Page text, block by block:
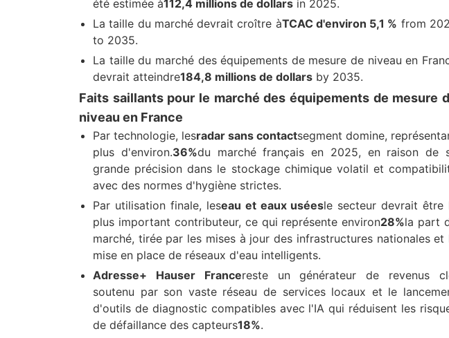
été estimée à112,4 millions de dollars in 2025.
La taille du marché devrait croître àTCAC d'environ 5,1 % from
to 2035.
La taille du marché des équipements de mesure de niveau en
devrait atteindre184,8 millions de dollars by 2035.
Faits saillants pour le marché des équipements de mesure
niveau en France
Par technologie, lesradar sans contactsegment domine,
plus d'environ.36%du marché français en 2025, en raison de
grande précision dans le stockage chimique volatil et
avec des normes d'hygiène strictes.
Par utilisation finale, leseau et eaux uséesle secteur devrait être
plus important contributeur, ce qui représente environ28%la part
marché, tirée par les mises à jour des infrastructures nationales et
mise en place de réseaux d'eau intelligents.
Adresse+ Hauser Francereste un générateur de revenus
soutenu par son vaste réseau de services locaux et le
d'outils de diagnostic compatibles avec l'IA qui réduisent les
de défaillance des capteurs18%.